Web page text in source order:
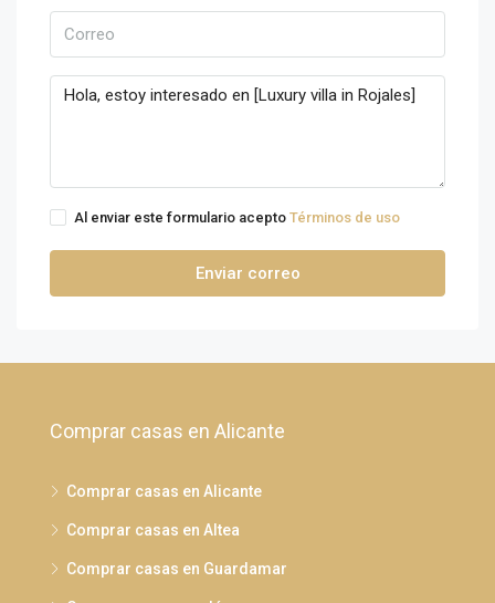
Al enviar este formulario acepto Términos de uso
Enviar correo
Comprar casas en Alicante
Comprar casas en Alicante
Comprar casas en Altea
Comprar casas en Guardamar